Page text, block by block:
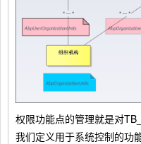
权限功能点的管理就是对
我们定义用于系统控制的功能